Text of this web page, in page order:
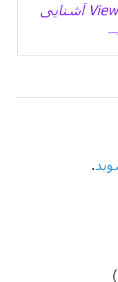
View all posts by آشنایی
.